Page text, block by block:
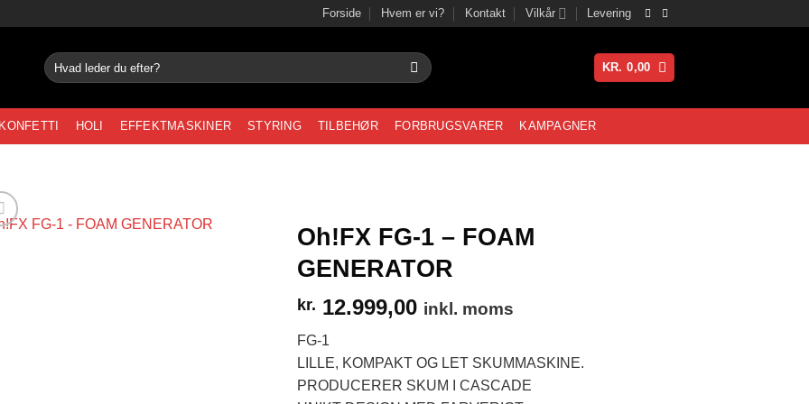
Forside Hvem er vi? Kontakt Vilkår Levering
Søg
efter:
KR. 0,00
KONFETTI HOLI EFFEKTMASKINER STYRING TILBEHØR FORBRUGSVARER KAMPAGNER
Oh!FX FG-1 – FOAM
GENERATOR
kr. 12.999,00 inkl. moms
FG-1
LILLE, KOMPAKT OG LET SKUMMASKINE.
PRODUCERER SKUM I CASCADE